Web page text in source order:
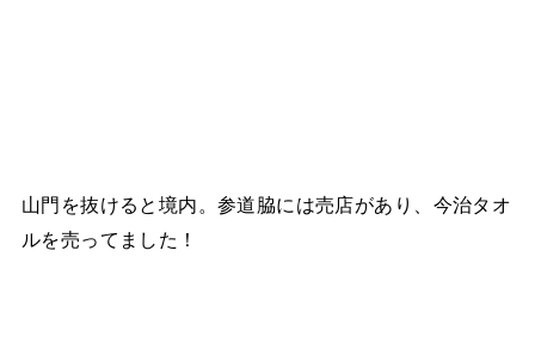
山門を抜けると境内。参道脇には売店があり、今治タオ
ルを売ってました！